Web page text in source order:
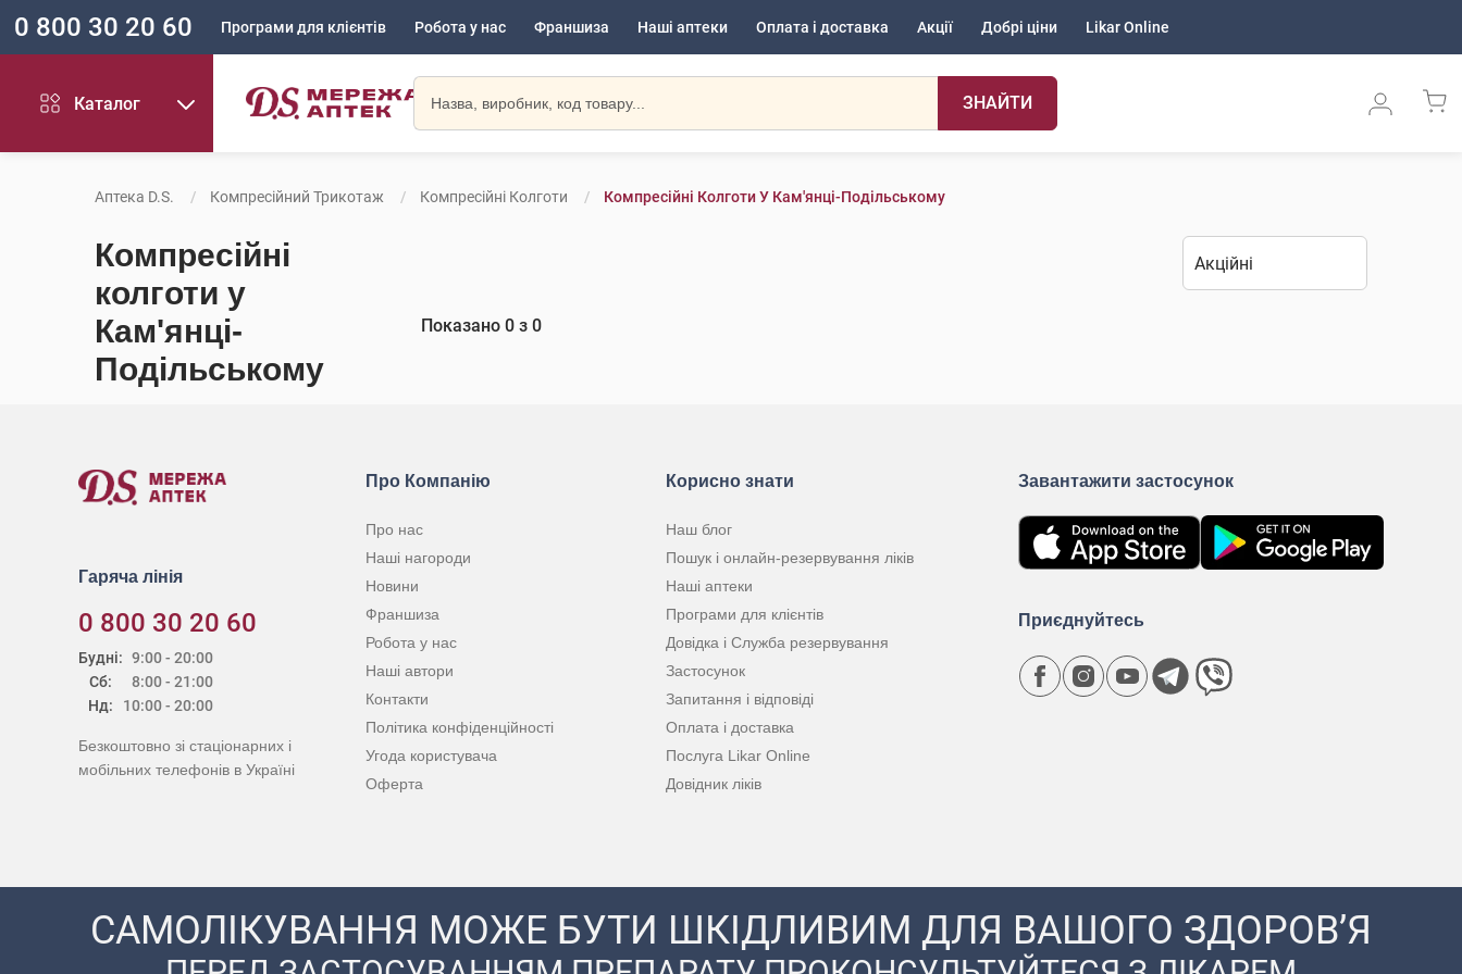
0 800 30 20 60 Програми для клієнтів Робота у нас Франшиза Наші аптеки Оплата і доставка Акції Добрі ціни Likar Online
Каталог ЗНАЙТИ
Аптека D.S. Компресійний Трикотаж Компресійні Колготи Компресійні Колготи У Кам'янці-Подільському
Компресійні
колготи у
Кам'янці-
Подільському
Показано 0 з 0
Гаряча лінія
0 800 30 20 60
Будні:
Сб:
Нд:
9:00 - 20:00
8:00 - 21:00
10:00 - 20:00
Безкоштовно зі стаціонарних і
мобільних телефонів в Україні
Про Компанію
Про нас
Наші нагороди
Новини
Франшиза
Робота у нас
Наші автори
Контакти
Політика конфіденційності
Угода користувача
Оферта
Корисно знати
Наш блог
Пошук і онлайн-резервування ліків
Наші аптеки
Програми для клієнтів
Довідка і Служба резервування
Застосунок
Запитання і відповіді
Оплата і доставка
Послуга Likar Online
Довідник ліків
Завантажити застосунок
Приєднуйтесь
САМОЛІКУВАННЯ МОЖЕ БУТИ ШКІДЛИВИМ ДЛЯ ВАШОГО ЗДОРОВ’Я